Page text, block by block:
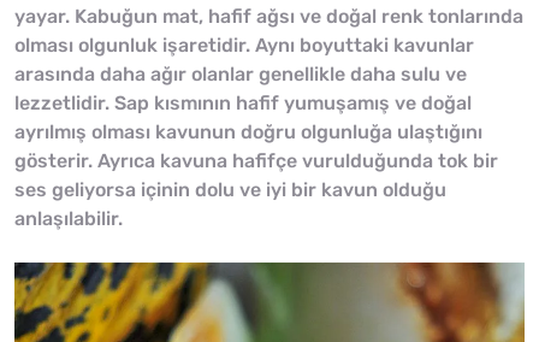
yayar. Kabuğun mat, hafif ağsı ve doğal renk tonlarında
olması olgunluk işaretidir. Aynı boyuttaki kavunlar
arasında daha ağır olanlar genellikle daha sulu ve
lezzetlidir. Sap kısmının hafif yumuşamış ve doğal
ayrılmış olması kavunun doğru olgunluğa ulaştığını
gösterir. Ayrıca kavuna hafifçe vurulduğunda tok bir
ses geliyorsa içinin dolu ve iyi bir kavun olduğu
anlaşılabilir.